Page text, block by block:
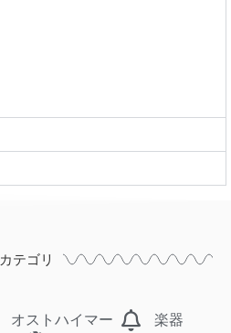
カテゴリ
オストハイマー
楽器